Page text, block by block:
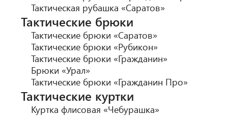
Тактическая рубашка «Саратов»
Тактические брюки
Тактические брюки «Саратов»
Тактические брюки «Рубикон»
Тактические брюки «Гражданин»
Брюки «Урал»
Тактические брюки «Гражданин Про»
Тактические куртки
Куртка флисовая «Чебурашка»